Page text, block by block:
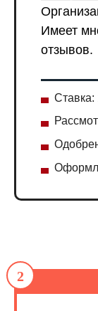
Имеет
отзывов.
Ставка:
2